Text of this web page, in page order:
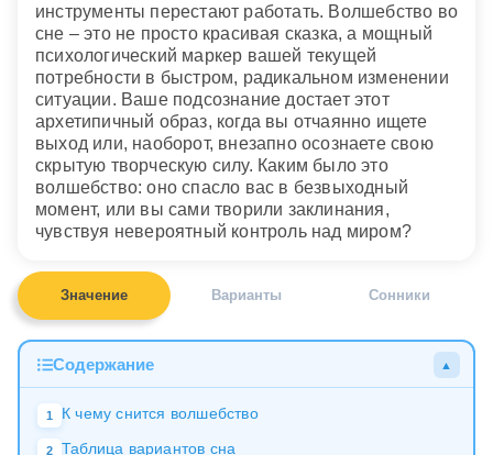
инструменты перестают работать. Волшебство во
сне – это не просто красивая сказка, а мощный
психологический маркер вашей текущей
потребности в быстром, радикальном изменении
ситуации. Ваше подсознание достает этот
архетипичный образ, когда вы отчаянно ищете
выход или, наоборот, внезапно осознаете свою
скрытую творческую силу. Каким было это
волшебство: оно спасло вас в безвыходный
момент, или вы сами творили заклинания,
чувствуя невероятный контроль над миром?
Значение Варианты Сонники
Содержание ▲
1 К чему снится волшебство
2 Таблица вариантов сна